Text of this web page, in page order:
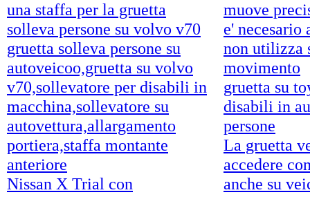
una staffa per la gruetta
solleva persone su volvo v70
gruetta solleva persone su
autoveicoo,gruetta su volvo
v70,sollevatore per disabili in
macchina,sollevatore su
autovettura,allargamento
portiera,staffa montante
anteriore
Nissan X Trial con
muove
e' necesario
non utilizza
movimento
gruetta su
disabili in
persone
La gruetta
accedere
anche su